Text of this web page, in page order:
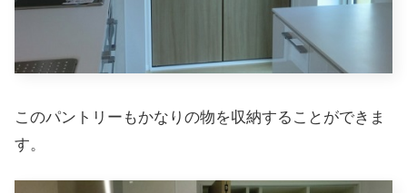
このパントリーもかなりの物を収納することができま
す。